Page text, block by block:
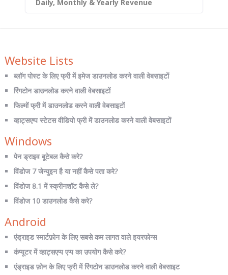
Daily, Monthly & Yearly Revenue
Website Lists
ब्लॉग पोस्ट के लिए फ्री में इमेज डाउनलोड करने वाली वेबसाइटों
रिंगटोन डाउनलोड करने वाली वेबसाइटों
फिल्मों फ्री में डाउनलोड करने वाली वेबसाइटों
व्हाट्सएप्प स्टेटस वीडियो फ्री में डाउनलोड करने वाली वेबसाइटों
Windows
पेन ड्राइव बूटेबल कैसे करे?
विंडोज 7 जेन्युइन है या नहीं कैसे पता करे?
विंडोज 8.1 में स्क्रीनशॉट कैसे ले?
विंडोज 10 डाउनलोड कैसे करे?
Android
एंड्राइड स्मार्टफ़ोन के लिए सबसे कम लागत वाले इयरफोन्स
कंप्यूटर में व्हाट्सएप्प एप्प का उपयोग कैसे करे?
एंड्राइड फ़ोन के लिए फ्री में रिंगटोन डाउनलोड करने वाली वेबसाइट